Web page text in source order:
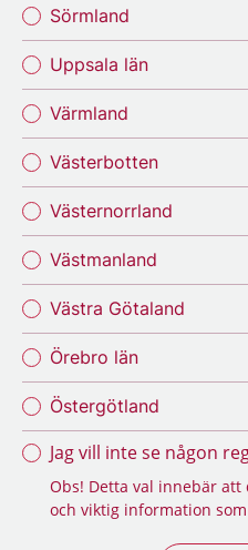
Sörmland
Uppsala län
Värmland
Västerbotten
Västernorrland
Västmanland
Västra Götaland
Örebro län
Östergötland
Jag vill inte se någon
Obs! Detta val innebär
och viktig information